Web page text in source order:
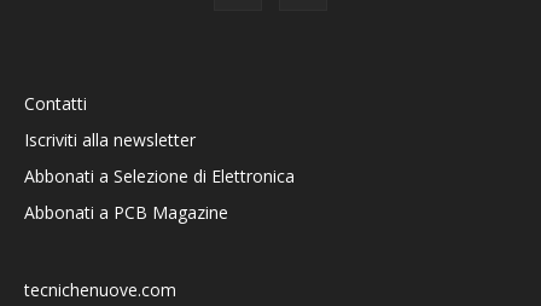
Contatti
Iscriviti alla newsletter
Abbonati a Selezione di Elettronica
Abbonati a PCB Magazine
tecnichenuove.com